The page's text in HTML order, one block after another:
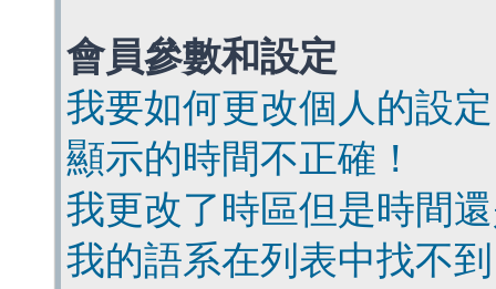
會員參數和設定
我要如何更改個人的設
顯示的時間不正確！
我更改了時區但是時間
我的語系在列表中找不